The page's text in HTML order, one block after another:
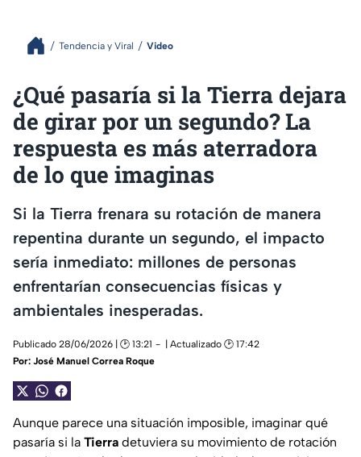
Tendencia y Viral Video
¿Qué pasaría si la Tierra dejara
de girar por un segundo? La
respuesta es más aterradora
de lo que imaginas
Si la Tierra frenara su rotación de manera
repentina durante un segundo, el impacto
sería inmediato: millones de personas
enfrentarían consecuencias físicas y
ambientales inesperadas.
Publicado 28/06/2026 | 🕑 13:21
| Actualizado 🕑 17:42
Por: José Manuel Correa Roque
Aunque parece una situación imposible, imaginar qué
pasaría si la Tierra detuviera su movimiento de rotación